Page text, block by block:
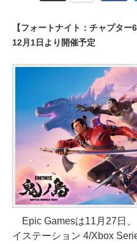
【フォートナイト：チャプター
12月1日より開催予定
Epic Gamesは11月27日
イステーション 4/Xbox